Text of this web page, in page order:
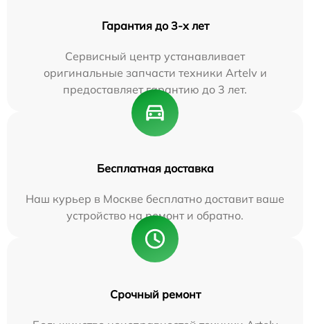
Гарантия до 3-х лет
Сервисный центр устанавливает
оригинальные запчасти техники Artelv и
предоставляет гарантию до 3 лет.
Бесплатная доставка
Наш курьер в Москве бесплатно доставит ваше
устройство на ремонт и обратно.
Срочный ремонт